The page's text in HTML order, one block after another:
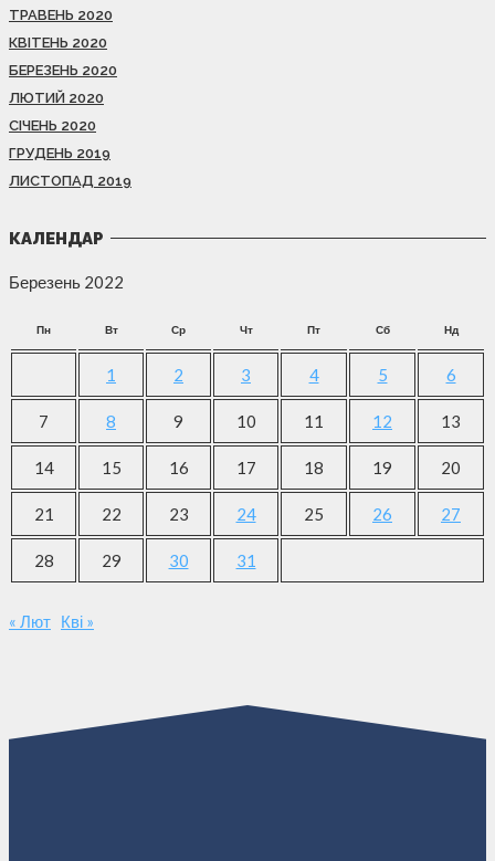
ТРАВЕНЬ 2020
КВІТЕНЬ 2020
БЕРЕЗЕНЬ 2020
ЛЮТИЙ 2020
СІЧЕНЬ 2020
ГРУДЕНЬ 2019
ЛИСТОПАД 2019
КАЛЕНДАР
Березень 2022
Пн Вт Ср Чт Пт Сб Нд
1 2 3 4 5 6
7 8 9 10 11 12 13
14 15 16 17 18 19 20
21 22 23 24 25 26 27
28 29 30 31
« Лют Кві »